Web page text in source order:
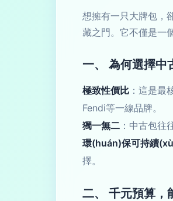
想擁有一只大牌包，
藏之門。它不僅是一
一、 為何選擇中
極致性價比 ：這是
Fendi等一線品牌。
獨一無二 ：中古包
環(huán)保可持續
擇。
二、 千元預算，